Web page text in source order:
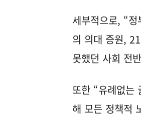
세부적으로, “
의 의대 증원,
못했던 사회 전
또한 “유례없는
해 모든 정책적